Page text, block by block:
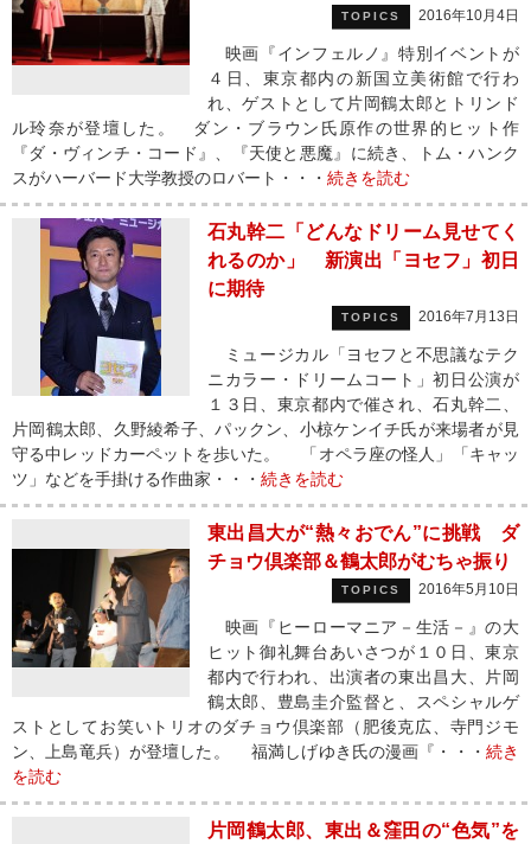
TOPICS 2016年10月4日
映画『インフェルノ』特別イベントが
４日、東京都内の新国立美術館で行わ
れ、ゲストとして片岡鶴太郎とトリンド
ル玲奈が登壇した。 ダン・ブラウン氏原作の世界的ヒット作
『ダ・ヴィンチ・コード』、『天使と悪魔』に続き、トム・ハンク
スがハーバード大学教授のロバート・・・ 続きを読む
石丸幹二「どんなドリーム見せてく
れるのか」 新演出「ヨセフ」初日
に期待
TOPICS 2016年7月13日
ミュージカル「ヨセフと不思議なテク
ニカラー・ドリームコート」初日公演が
１３日、東京都内で催され、石丸幹二、
片岡鶴太郎、久野綾希子、パックン、小椋ケンイチ氏が来場者が見
守る中レッドカーペットを歩いた。 「オペラ座の怪人」「キャッ
ツ」などを手掛ける作曲家・・・ 続きを読む
東出昌大が“熱々おでん”に挑戦 ダ
チョウ倶楽部＆鶴太郎がむちゃ振り
TOPICS 2016年5月10日
映画『ヒーローマニア－生活－』の大
ヒット御礼舞台あいさつが１０日、東京
都内で行われ、出演者の東出昌大、片岡
鶴太郎、豊島圭介監督と、スペシャルゲ
ストとしてお笑いトリオのダチョウ倶楽部（肥後克広、寺門ジモ
ン、上島竜兵）が登壇した。 福満しげゆき氏の漫画『・・・ 続き
を読む
片岡鶴太郎、東出＆窪田の“色気”を